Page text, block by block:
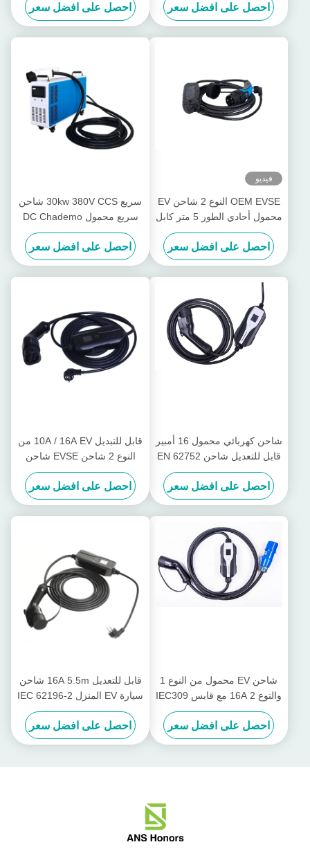
احصل على افضل سعر احصل على افضل سعر
فيديو
OEM EVSE النوع 2 شاحن EV
محمول أحادي الطور 5 متر كابل
احصل على افضل سعر
سريع 30kw 380V CCS شاحن
سريع محمول DC Chademo
شاحن
احصل على افضل سعر
شاحن كهربائي محمول 16 أمبير
قابل للتعديل شاحن EN 62752
EV سريع
احصل على افضل سعر
قابل للتبديل 10A / 16A EV من
النوع 2 شاحن EVSE شاحن
السيارة الكهربائية للسيارة
احصل على افضل سعر
شاحن EV محمول من النوع 1
والنوع 2 16A مع قابس IEC309
CEE
احصل على افضل سعر
قابل للتعديل 16A 5.5m شاحن
سيارة EV المنزل IEC 62196-2
Type2 Plug
احصل على افضل سعر